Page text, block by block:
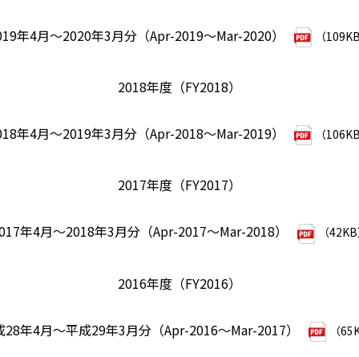
年4月～2020年3月分（Apr-2019～Mar-2020） （
2018年度（FY2018）
年4月～2019年3月分（Apr-2018～Mar-2019） （
2017年度（FY2017）
年4月～2018年3月分（Apr-2017～Mar-2018） （
2016年度（FY2016）
28年4月～平成29年3月分（Apr-2016～Mar-2017） （